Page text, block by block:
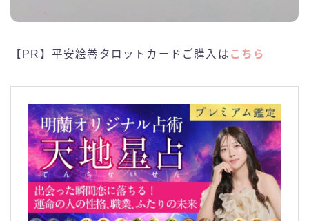
【PR】平安絵巻タロットカードご購入は こちら